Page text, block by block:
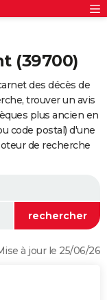
(39700)
des décès de
trouver un avis
plus ancien en
code postal) d'une
de recherche
à jour le 25/06/26